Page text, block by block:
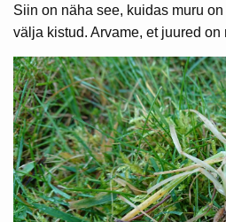
Siin on näha see, kuidas muru
välja kistud. Arvame, et juured on